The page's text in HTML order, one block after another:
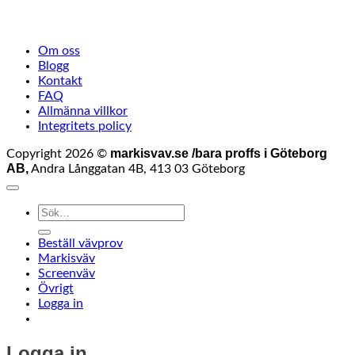
Om oss
Blogg
Kontakt
FAQ
Allmänna villkor
Integritets policy
Copyright 2026 © markisvav.se /bara proffs i Göteborg
AB,Andra Långgatan 4B, 413 03 Göteborg
Sök
Beställ vävprov
Markisväv
Screenväv
Övrigt
Logga in